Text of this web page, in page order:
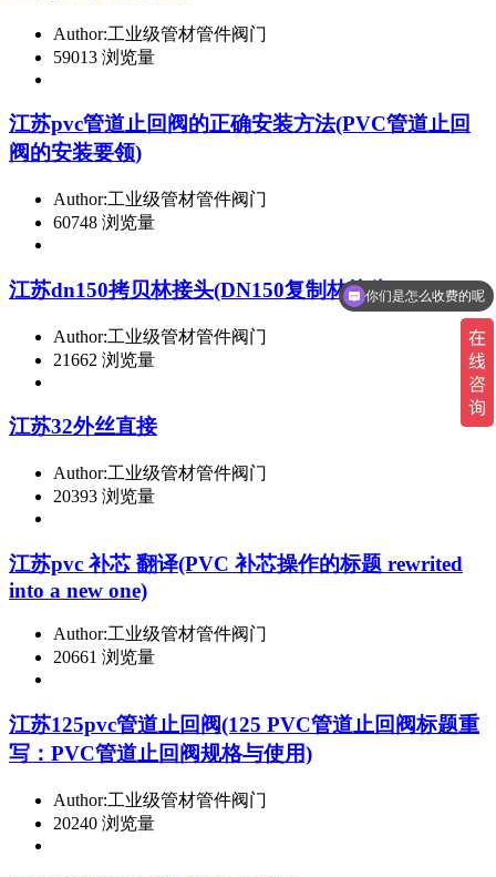
Author:工业级管材管件阀门
59013 浏览量
江苏pvc管道止回阀的正确安装方法(PVC管道止回
阀的安装要领)
Author:工业级管材管件阀门
60748 浏览量
江苏dn150拷贝林接头(DN150复制林接头)
Author:工业级管材管件阀门
21662 浏览量
江苏32外丝直接
Author:工业级管材管件阀门
20393 浏览量
江苏pvc 补芯 翻译(PVC 补芯操作的标题 rewrited
into a new one)
Author:工业级管材管件阀门
20661 浏览量
江苏125pvc管道止回阀(125 PVC管道止回阀标题重
写：PVC管道止回阀规格与使用)
Author:工业级管材管件阀门
20240 浏览量
你们是怎么收费的呢